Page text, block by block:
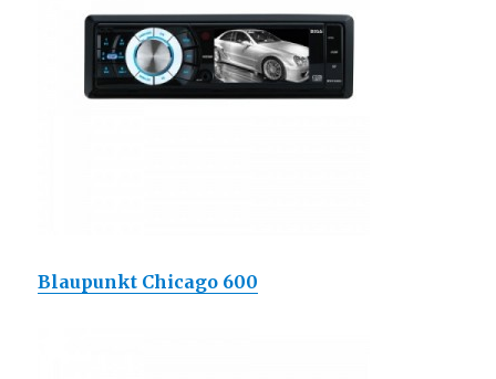
Blaupunkt Chicago 600